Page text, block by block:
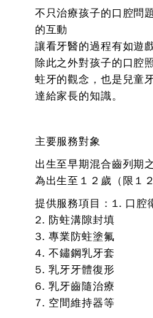
不只治療孩子的口腔問
的互動
讓看牙醫的過程有如遊
除此之外對孩子的口腔
蛀牙的觀念，也是兒童
達給家長的知識。
主要服務對象
出生至早期混合齒列期
為出生至１２歲（限１
提供服務項目：1. 口腔
2. 防蛀溝隙封填
3. 專業防蛀塗氟
4. 不鏽鋼乳牙套
5. 乳牙牙體復形
6. 乳牙齒隨治療
7. 空間維持器等